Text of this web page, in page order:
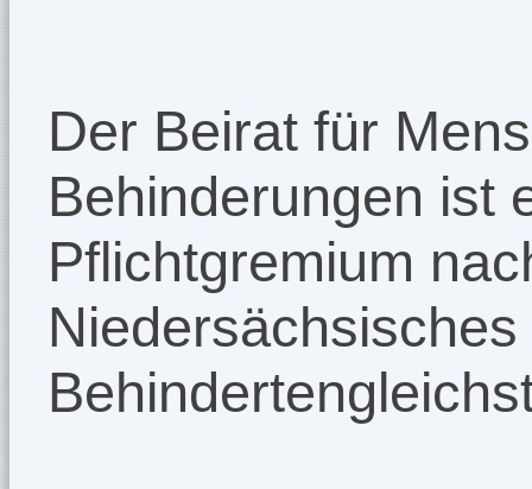
Der Beirat für
Behinderungen ist
Pflichtgremium
Niedersächsisches